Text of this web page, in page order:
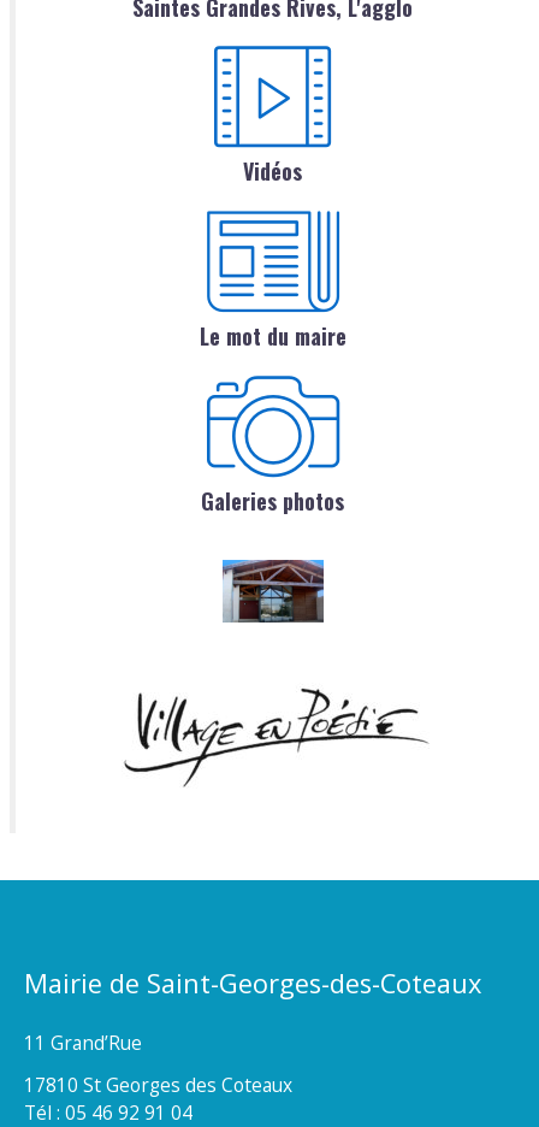
Saintes Grandes Rives, L'agglo
Vidéos
Le mot du maire
Galeries photos
Mairie de Saint-Georges-des-Coteaux
11 Grand’Rue
17810 St Georges des Coteaux
Tél : 05 46 92 91 04